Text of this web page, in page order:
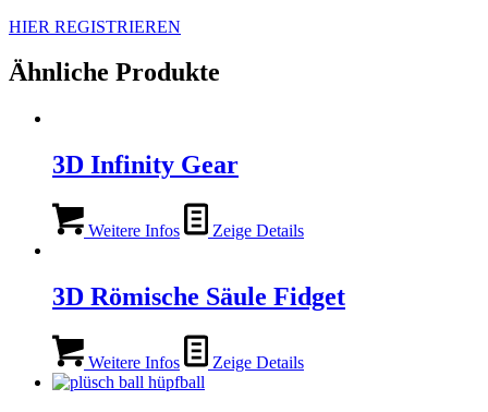
HIER REGISTRIEREN
Ähnliche Produkte
3D Infinity Gear
Weitere Infos Zeige Details
3D Römische Säule Fidget
Weitere Infos Zeige Details